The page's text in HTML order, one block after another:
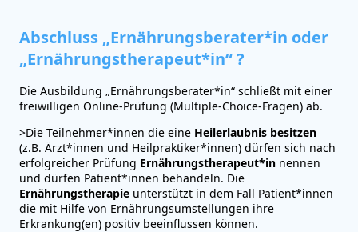
Abschluss „Ernährungsberater*in oder
„Ernährungstherapeut*in“ ?
Die Ausbildung „Ernährungsberater*in“ schließt mit einer
freiwilligen Online-Prüfung (Multiple-Choice-Fragen) ab.
>Die Teilnehmer*innen die eine Heilerlaubnis besitzen
(z.B. Ärzt*innen und Heilpraktiker*innen) dürfen sich nach
erfolgreicher Prüfung Ernährungstherapeut*in nennen
und dürfen Patient*innen behandeln. Die
Ernährungstherapie unterstützt in dem Fall Patient*innen
die mit Hilfe von Ernährungsumstellungen ihre
Erkrankung(en) positiv beeinflussen können.